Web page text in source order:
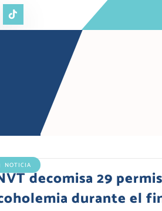
NOTICIA
decomisa 29
durante el